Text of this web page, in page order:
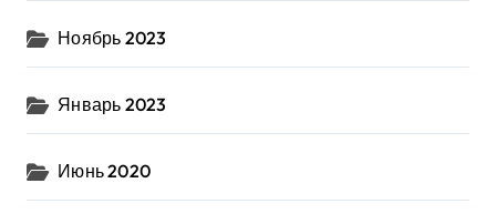
Ноябрь 2023
Январь 2023
Июнь 2020